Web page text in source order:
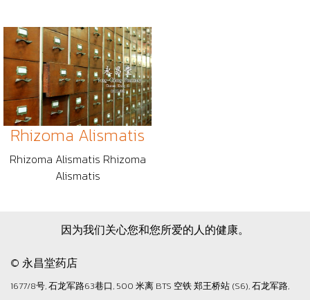
Rhizoma Alismatis
Rhizoma Alismatis Rhizoma
Alismatis
因为我们关心您和您所爱的人的健康。
© 永昌堂药店
1677/8号, 石龙军路63巷口, 500 米离 BTS 空铁 郑王桥站 (S6), 石龙军路,